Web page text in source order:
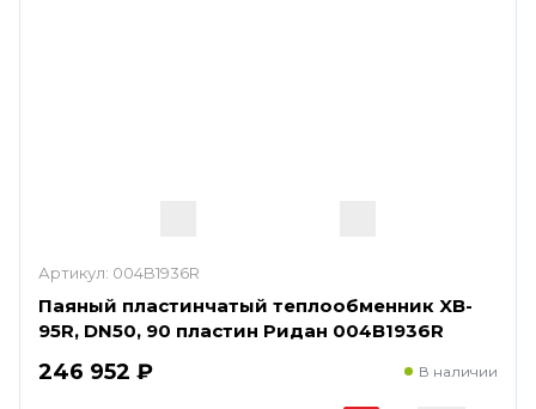
Артикул: 004B1936R
Паяный пластинчатый теплообменник XB-
95R, DN50, 90 пластин Ридан 004B1936R
246 952 ₽ В наличии